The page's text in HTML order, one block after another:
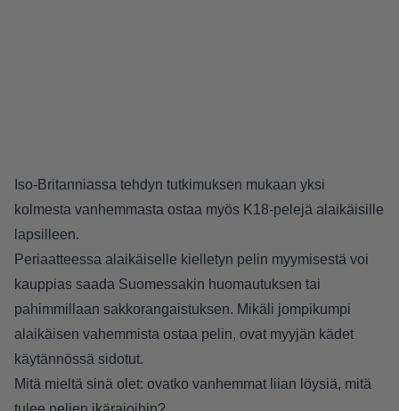
Iso-Britanniassa tehdyn tutkimuksen mukaan yksi
kolmesta vanhemmasta ostaa myös K18-pelejä alaikäisille
lapsilleen.
Periaatteessa alaikäiselle kielletyn pelin myymisestä voi
kauppias saada Suomessakin huomautuksen tai
pahimmillaan sakkorangaistuksen. Mikäli jompikumpi
alaikäisen vahemmista ostaa pelin, ovat myyjän kädet
käytännössä sidotut.
Mitä mieltä sinä olet: ovatko vanhemmat liian löysiä, mitä